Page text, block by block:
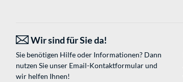
Wir sind für Sie da!
Sie benötigen Hilfe oder Informationen? Dann
nutzen Sie unser Email-Kontaktformularund
wir helfen Ihnen!